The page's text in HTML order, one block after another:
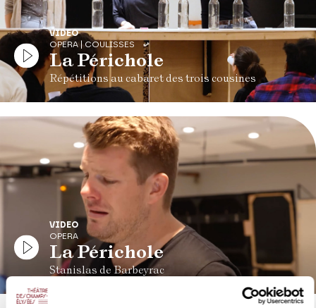
VIDEO
OPERA | COULISSES
La Périchole
Répétitions au cabaret des trois cousines
VIDEO
OPERA
La Périchole
Stanislas de Barbeyrac